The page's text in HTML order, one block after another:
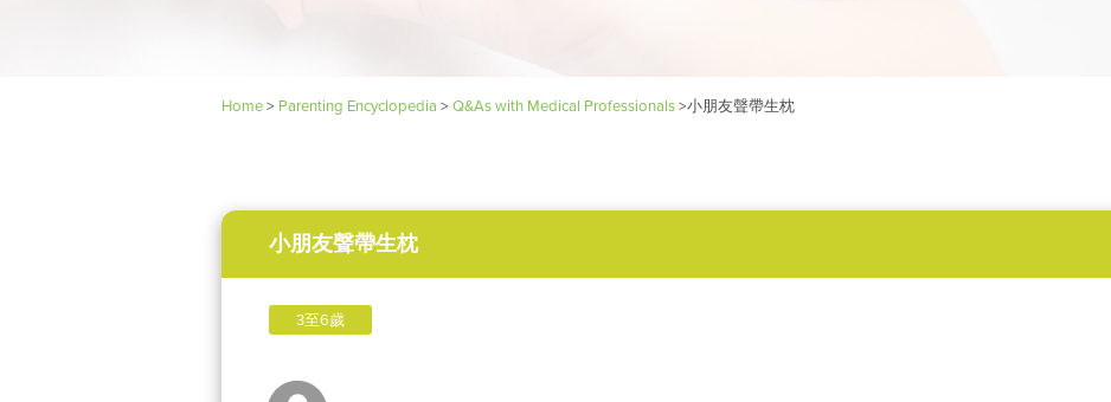
Home> Parenting Encyclopedia > Q&As with Medical Professionals>小朋友聲帶生枕
小朋友聲帶生枕
3至6歲